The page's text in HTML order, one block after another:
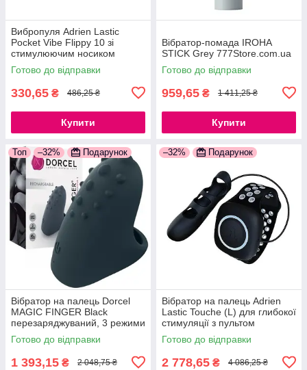
Вибропуля Adrien Lastic
Pocket Vibe Flippy 10 зі
стимулюючим носиком
777Store.com.ua
Готово до відправки
330,65 ₴ 486,25 ₴
Купити
Вібратор-помада IROHA
STICK Grey 777Store.com.ua
Готово до відправки
959,65 ₴ 1 411,25 ₴
Купити
Топ –32% Подарунок
Вібратор на палець Dorcel
MAGIC FINGER Black
перезаряджуваний, 3 режими
роботи, із м'якого ніжного
силікону
Готово до відправки
1 393,15 ₴ 2 048,75 ₴
–32% Подарунок
Вібратор на палець Adrien
Lastic Touche (L) для глибокої
стимуляції з пультом
управління на руці
777Store.com.ua
Готово до відправки
2 778,65 ₴ 4 086,25 ₴